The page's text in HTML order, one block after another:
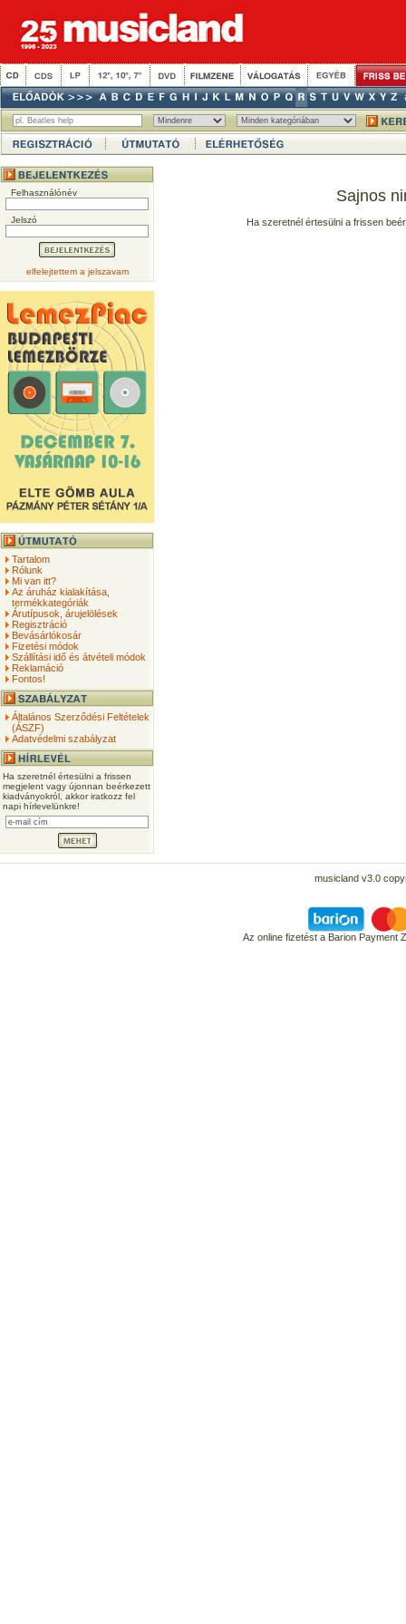
Felhasználónév
Jelszó
elfelejtettem a jelszavam
Tartalom
Rólunk
Mi van itt?
Az áruház kialakítása,
termékkategóriák
Árutípusok, árujelölések
Regisztráció
Bevásárlókosár
Fizetési módok
Szállítási idő és átvételi módok
Reklamáció
Fontos!
Általános Szerződési Feltételek
(ÁSZF)
Adatvédelmi szabályzat
Ha szeretnél értesülni a frissen
megjelent vagy újonnan beérkezett
kiadványokról, akkor iratkozz fel
napi hírlevelünkre!
Sajnos
Ha szeretnél értesülni a frissen
musicland v3.0
Az online fizetést a Barion Payment